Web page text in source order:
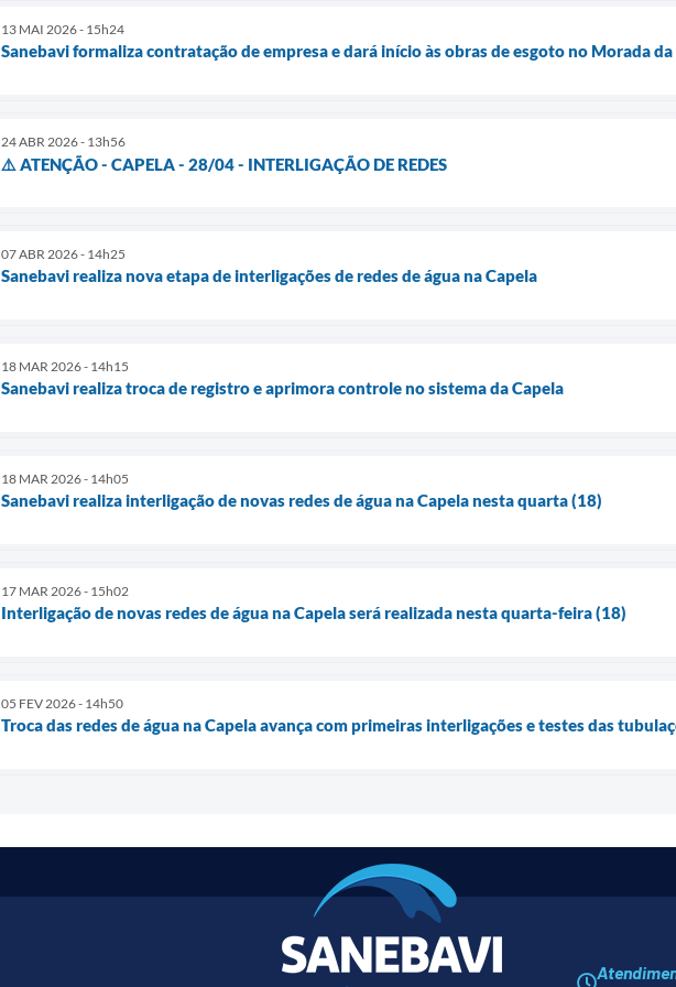
13 MAI 2026 - 15h24
Sanebavi formaliza contratação de empresa e dará início às obras de esgoto no Morada da
24 ABR 2026 - 13h56
⚠️ ATENÇÃO - CAPELA - 28/04 - INTERLIGAÇÃO DE REDES
07 ABR 2026 - 14h25
Sanebavi realiza nova etapa de interligações de redes de água na Capela
18 MAR 2026 - 14h15
Sanebavi realiza troca de registro e aprimora controle no sistema da Capela
18 MAR 2026 - 14h05
Sanebavi realiza interligação de novas redes de água na Capela nesta quarta (18)
17 MAR 2026 - 15h02
Interligação de novas redes de água na Capela será realizada nesta quarta-feira (18)
05 FEV 2026 - 14h50
Troca das redes de água na Capela avança com primeiras interligações e testes das